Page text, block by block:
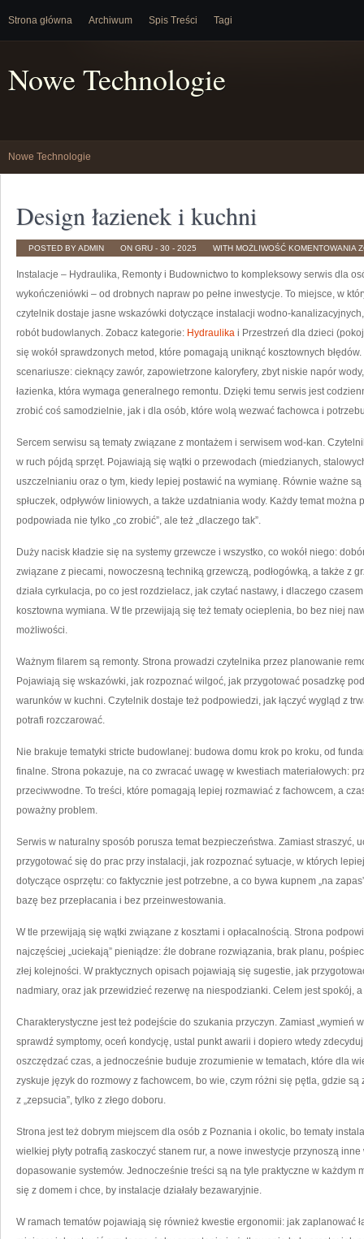
Strona główna Archiwum Spis Treści Tagi
Nowe Technologie
Nowe Technologie
Design łazienek i kuchni
POSTED BY ADMIN ON GRU - 30 - 2025 WITH MOŻLIWOŚĆ KOMENTOWANIA
Instalacje – Hydraulika, Remonty i Budownictwo to kompleksowy serwis dla
wykończeniówki – od drobnych napraw po pełne inwestycje. To miejsce, w
czytelnik dostaje jasne wskazówki dotyczące instalacji wodno-
robót budowlanych. Zobacz kategorie: Hydraulika i Przestrzeń dla dzieci
się wokół sprawdzonych metod, które pomagają uniknąć kosztownych
scenariusze: cieknący zawór, zapowietrzone kaloryfery, zbyt niskie napór
łazienka, która wymaga generalnego remontu. Dzięki temu serwis jest
zrobić coś samodzielnie, jak i dla osób, które wolą wezwać fachowca i
Sercem serwisu są tematy związane z montażem i serwisem wod-kan.
w ruch pójdą sprzęt. Pojawiają się wątki o przewodach (miedzianych,
uszczelnianiu oraz o tym, kiedy lepiej postawić na wymianę. Równie ważne
spłuczek, odpływów liniowych, a także uzdatniania wody. Każdy temat
podpowiada nie tylko „co zrobić”, ale też „dlaczego tak”.
Duży nacisk kładzie się na systemy grzewcze i wszystko, co wokół niego:
związane z piecami, nowoczesną techniką grzewczą, podłogówką, a także z
działa cyrkulacja, po co jest rozdzielacz, jak czytać nastawy, i dlaczego
kosztowna wymiana. W tle przewijają się też tematy ocieplenia, bo bez niej
możliwości.
Ważnym filarem są remonty. Strona prowadzi czytelnika przez planowanie
Pojawiają się wskazówki, jak rozpoznać wilgoć, jak przygotować posadzkę
warunków w kuchni. Czytelnik dostaje też podpowiedzi, jak łączyć wygląd z
potrafi rozczarować.
Nie brakuje tematyki stricte budowlanej: budowa domu krok po kroku, od
finalne. Strona pokazuje, na co zwracać uwagę w kwestiach materiałowych:
przeciwwodne. To treści, które pomagają lepiej rozmawiać z fachowcem, a
poważny problem.
Serwis w naturalny sposób porusza temat bezpieczeństwa. Zamiast straszyć,
przygotować się do prac przy instalacji, jak rozpoznać sytuacje, w których
dotyczące osprzętu: co faktycznie jest potrzebne, a co bywa kupnem „na
bazę bez przepłacania i bez przeinwestowania.
W tle przewijają się wątki związane z kosztami i opłacalnością. Strona
najczęściej „uciekają” pieniądze: źle dobrane rozwiązania, brak planu,
złej kolejności. W praktycznych opisach pojawiają się sugestie, jak
nadmiary, oraz jak przewidzieć rezerwę na niespodzianki. Celem jest spokój,
Charakterystyczne jest też podejście do szukania przyczyn. Zamiast „wymień
sprawdź symptomy, oceń kondycję, ustal punkt awarii i dopiero wtedy
oszczędzać czas, a jednocześnie buduje zrozumienie w tematach, które dla
zyskuje język do rozmowy z fachowcem, bo wie, czym różni się pętla, gdzie
z „zepsucia”, tylko z złego doboru.
Strona jest też dobrym miejscem dla osób z Poznania i okolic, bo tematy
wielkiej płyty potrafią zaskoczyć stanem rur, a nowe inwestycje przynoszą
dopasowanie systemów. Jednocześnie treści są na tyle praktyczne w każdym
się z domem i chce, by instalacje działały bezawaryjnie.
W ramach tematów pojawiają się również kwestie ergonomii: jak zaplanować